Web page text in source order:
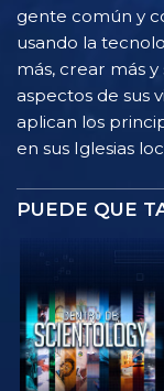
gente común y
usando la
más, crear más
aspectos de sus
aplican los
en sus Iglesias
PUEDE QUE